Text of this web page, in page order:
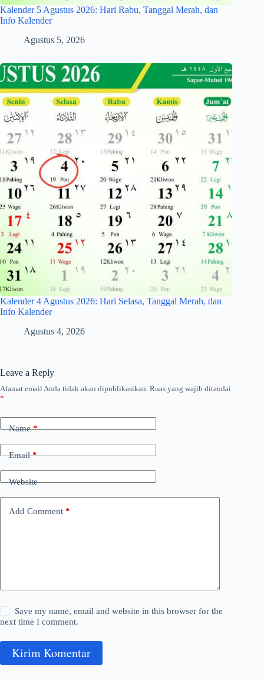
Kalender 5 Agustus 2026: Hari Rabu, Tanggal Merah, dan
Info Kalender
Agustus 5, 2026
Kalender 4 Agustus 2026: Hari Selasa, Tanggal Merah, dan
Info Kalender
Agustus 4, 2026
Leave a Reply
Alamat email Anda tidak akan dipublikasikan. Ruas yang wajib ditandai
*
Name*
Email*
Website
Add Comment *
Save my name, email and website in this browser for the
next time I comment.
Kirim Komentar